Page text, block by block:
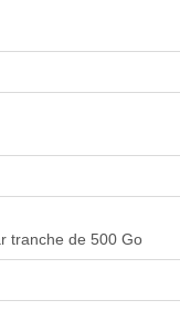
tranche de 500 Go